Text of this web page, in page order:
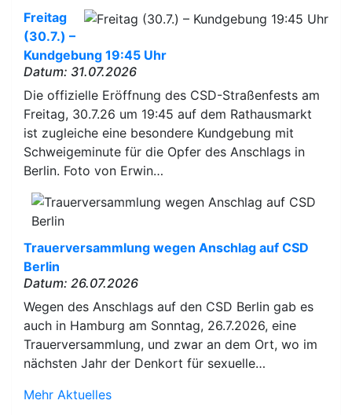
Freitag
(30.7.) –
Kundgebung 19:45 Uhr
Datum: 31.07.2026
Die offizielle Eröffnung des CSD-Straßenfests am
Freitag, 30.7.26 um 19:45 auf dem Rathausmarkt
ist zugleiche eine besondere Kundgebung mit
Schweigeminute für die Opfer des Anschlags in
Berlin. Foto von Erwin…
Trauerversammlung wegen Anschlag auf CSD
Berlin
Datum: 26.07.2026
Wegen des Anschlags auf den CSD Berlin gab es
auch in Hamburg am Sonntag, 26.7.2026, eine
Trauerversammlung, und zwar an dem Ort, wo im
nächsten Jahr der Denkort für sexuelle…
Mehr Aktuelles